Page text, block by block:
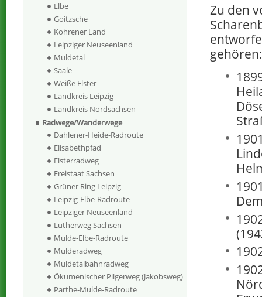
Zu den
gehören:
Elbe
Goitzsche
Kohrener Land
Leipziger Neuseenland
Muldetal
Saale
Weiße Elster
Landkreis Leipzig
Landkreis Nordsachsen
Radwege/Wanderwege
Dahlener-Heide-Radroute
Elisabethpfad
Elsterradweg
Freistaat Sachsen
Grüner Ring Leipzig
Leipzig-Elbe-Radroute
Leipziger Neuseenland
Lutherweg Sachsen
Mulde-Elbe-Radroute
Mulderadweg
Muldetalbahnradweg
Ökumenischer Pilgerweg (Jakobsweg)
Parthe-Mulde-Radroute